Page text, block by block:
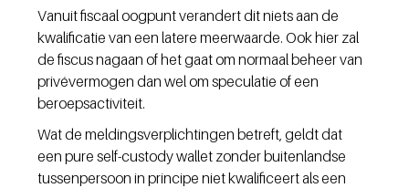
Vanuit fiscaal oogpunt verandert dit niets aan de
kwalificatie van een latere meerwaarde. Ook hier zal
de fiscus nagaan of het gaat om normaal beheer van
privévermogen dan wel om speculatie of een
beroepsactiviteit.
Wat de meldingsverplichtingen betreft, geldt dat
een pure self-custody wallet zonder buitenlandse
tussenpersoon in principe niet kwalificeert als een